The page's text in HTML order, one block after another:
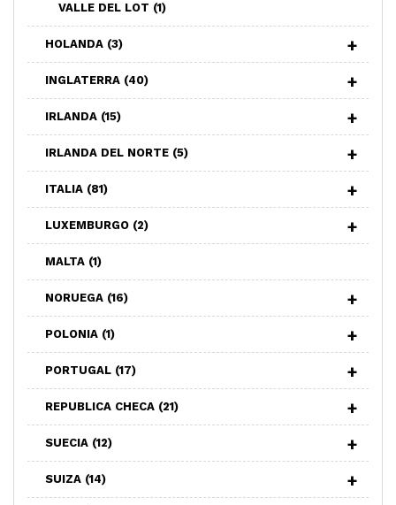
VALLE DEL LOT (1)
HOLANDA (3)
INGLATERRA (40)
IRLANDA (15)
IRLANDA DEL NORTE (5)
ITALIA (81)
LUXEMBURGO (2)
MALTA (1)
NORUEGA (16)
POLONIA (1)
PORTUGAL (17)
REPUBLICA CHECA (21)
SUECIA (12)
SUIZA (14)